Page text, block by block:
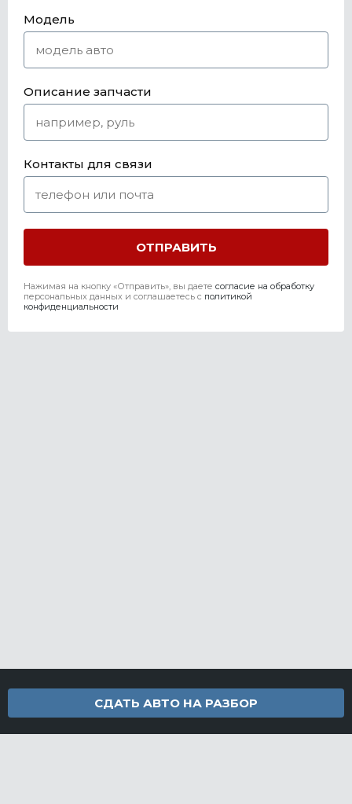
Модель
Описание запчасти
Контакты для связи
Нажимая на кнопку «Отправить», вы даете согласие на обработку
персональных данных и соглашаетесь c политикой
конфиденциальности
СДАТЬ АВТО НА РАЗБОР